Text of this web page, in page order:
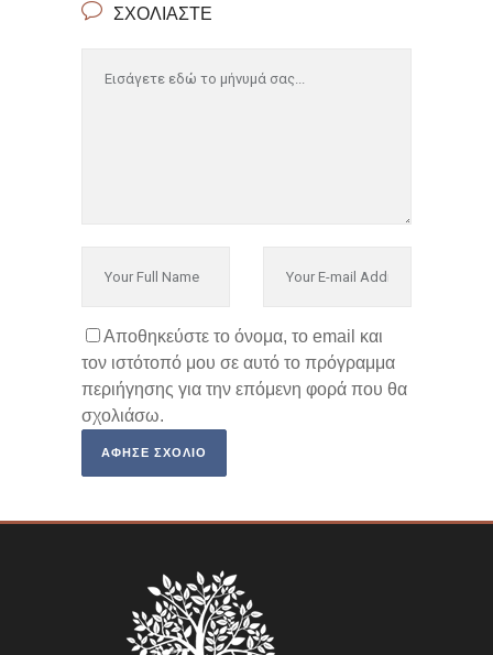
ΣΧΟΛΙΆΣΤΕ
Αποθηκεύστε το όνομα, το email και
τον ιστότοπό μου σε αυτό το πρόγραμμα
περιήγησης για την επόμενη φορά που θα
σχολιάσω.